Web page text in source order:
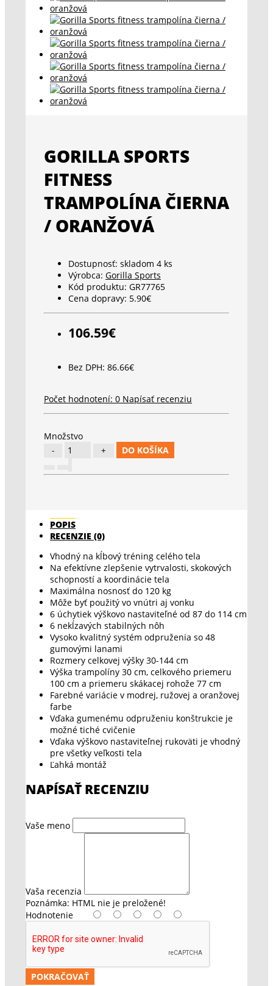
GORILLA SPORTS
FITNESS
TRAMPOLÍNA ČIERNA
/ ORANŽOVÁ
Dostupnosť: skladom 4 ks
Výrobca: Gorilla Sports
Kód produktu: GR77765
Cena dopravy: 5.90€
106.59€
Bez DPH: 86.66€
Počet hodnotení: 0 Napísať recenziu
Množstvo
DO KOŠÍKA
POPIS
RECENZIE (0)
Vhodný na kĺbový tréning celého tela
Na efektívne zlepšenie vytrvalosti, skokových
schopností a koordinácie tela
Maximálna nosnosť do 120 kg
Môže byť použitý vo vnútri aj vonku
6 úchytiek výškovo nastaviteľné od 87 do 114 cm
6 nekĺzavých stabilných nôh
Vysoko kvalitný systém odpruženia so 48
gumovými lanami
Rozmery celkovej výšky 30-144 cm
Výška trampolíny 30 cm, celkového priemeru
100 cm a priemeru skákacej rohože 77 cm
Farebné variácie v modrej, ružovej a oranžovej
farbe
Vďaka gumenému odpruženiu konštrukcie je
možné tiché cvičenie
Vďaka výškovo nastaviteľnej rukoväti je vhodný
pre všetky veľkosti tela
Ľahká montáž
NAPÍSAŤ RECENZIU
Vaše meno
Vaša recenzia
Poznámka: HTML nie je preložené!
Hodnotenie
POKRAČOVAŤ